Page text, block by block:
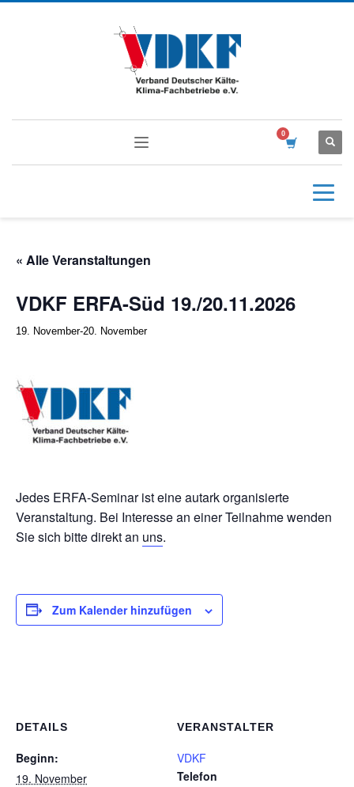
« Alle Veranstaltungen
VDKF ERFA-Süd 19./20.11.2026
19. November-20. November
Jedes ERFA-Seminar ist eine autark organisierte
Veranstaltung. Bei Interesse an einer Teilnahme wenden
Sie sich bitte direkt an uns.
Zum Kalender hinzufügen
DETAILS
Beginn:
19. November
VERANSTALTER
VDKF
Telefon